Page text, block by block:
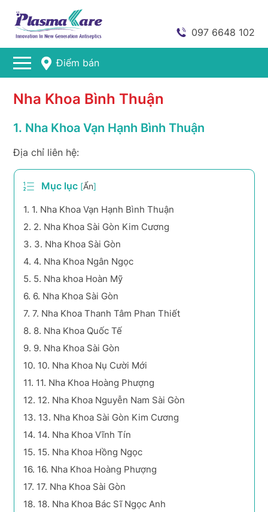
097 6648 102
Điểm bán
Nha Khoa Bình Thuận
1. Nha Khoa Vạn Hạnh Bình Thuận
Địa chỉ liên hệ:
Mục lục [Ẩn]
1. 1. Nha Khoa Vạn Hạnh Bình Thuận
2. 2. Nha Khoa Sài Gòn Kim Cương
3. 3. Nha Khoa Sài Gòn
4. 4. Nha Khoa Ngân Ngọc
5. 5. Nha khoa Hoàn Mỹ
6. 6. Nha Khoa Sài Gòn
7. 7. Nha Khoa Thanh Tâm Phan Thiết
8. 8. Nha Khoa Quốc Tế
9. 9. Nha Khoa Sài Gòn
10. 10. Nha Khoa Nụ Cười Mới
11. 11. Nha Khoa Hoàng Phượng
12. 12. Nha Khoa Nguyễn Nam Sài Gòn
13. 13. Nha Khoa Sài Gòn Kim Cương
14. 14. Nha Khoa Vĩnh Tín
15. 15. Nha Khoa Hồng Ngọc
16. 16. Nha Khoa Hoàng Phượng
17. 17. Nha Khoa Sài Gòn
18. 18. Nha Khoa Bác Sĩ Ngọc Anh